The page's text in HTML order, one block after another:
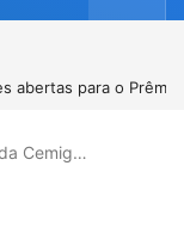
de Redação e
Cemig…